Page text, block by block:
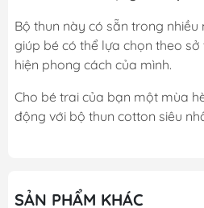
Bộ thun này có sẵn trong
giúp bé có thể lựa chọn theo sở
hiện phong cách của mình.
Cho bé trai của bạn một mùa
động với bộ thun cotton siêu
SẢN PHẨM KHÁC